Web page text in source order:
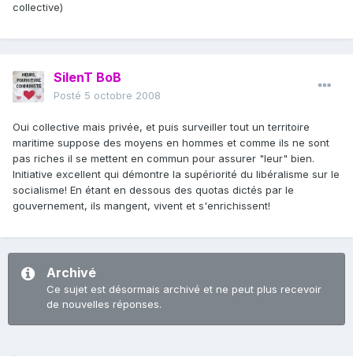
collective)
SilenT BoB
Posté 5 octobre 2008
Oui collective mais privée, et puis surveiller tout un territoire
maritime suppose des moyens en hommes et comme ils ne sont
pas riches il se mettent en commun pour assurer "leur" bien.
Initiative excellent qui démontre la supériorité du libéralisme sur le
socialisme! En étant en dessous des quotas dictés par le
gouvernement, ils mangent, vivent et s'enrichissent!
Archivé
Ce sujet est désormais archivé et ne peut plus recevoir
de nouvelles réponses.